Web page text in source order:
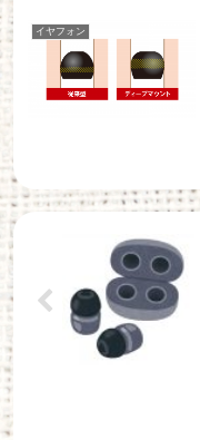
イヤフォン